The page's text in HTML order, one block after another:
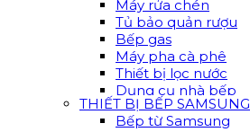
Máy rửa chén
Tủ bảo quản rượu
Bếp gas
Máy pha cà phê
Thiết bị lọc nước
Dụng cụ nhà bếp
THIẾT BỊ BẾP SAMSUNG
Bếp từ Samsung